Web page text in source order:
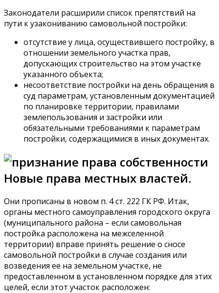
Законодатели расширили список препятствий на
пути к узакониванию самовольной постройки:
отсутствие у лица, осуществившего постройку, в
отношении земельного участка прав,
допускающих строительство на этом участке
указанного объекта;
несоответствие постройки на день обращения в
суд параметрам, установленным документацией
по планировке территории, правилами
землепользования и застройки или
обязательными требованиями к параметрам
постройки, содержащимися в иных документах.
Новые права местных властей.
Они прописаны в новом п. 4 ст. 222 ГК РФ. Итак,
органы местного самоуправления городского округа
(муниципального района – если самовольная
постройка расположена на межселенной
территории) вправе принять решение о сносе
самовольной постройки в случае создания или
возведения ее на земельном участке, не
предоставленном в установленном порядке для этих
целей, если этот участок расположен: